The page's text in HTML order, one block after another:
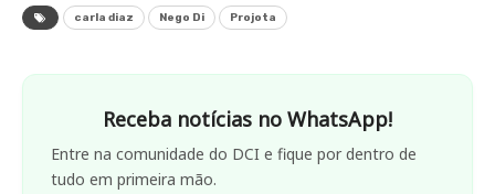
carla diaz Nego Di Projota
Receba notícias no WhatsApp!
Entre na comunidade do DCI e fique por dentro de
tudo em primeira mão.